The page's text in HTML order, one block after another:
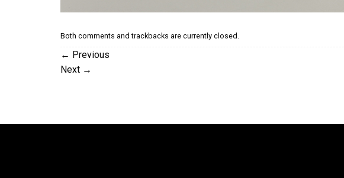
Both comments and trackbacks are currently closed.
← Previous
Next →